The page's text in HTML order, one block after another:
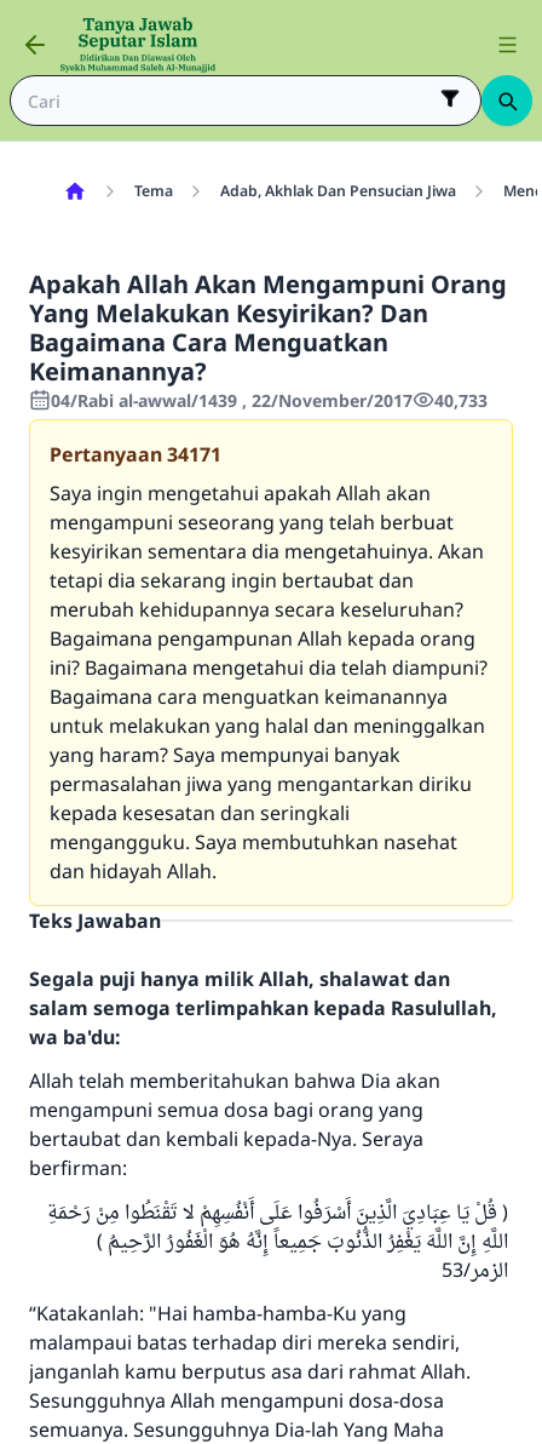
Tema Adab, Akhlak Dan Pensucian Jiwa
Apakah Allah Akan Mengampuni Orang
Yang Melakukan Kesyirikan? Dan
Bagaimana Cara Menguatkan
Keimanannya?
04/Rabi al-awwal/1439 , 22/November/2017 40,733
Pertanyaan34171
Saya ingin mengetahui apakah Allah akan
mengampuni seseorang yang telah berbuat
kesyirikan sementara dia mengetahuinya. Akan
tetapi dia sekarang ingin bertaubat dan
merubah kehidupannya secara keseluruhan?
Bagaimana pengampunan Allah kepada orang
ini? Bagaimana mengetahui dia telah diampuni?
Bagaimana cara menguatkan keimanannya
untuk melakukan yang halal dan meninggalkan
yang haram? Saya mempunyai banyak
permasalahan jiwa yang mengantarkan diriku
kepada kesesatan dan seringkali
mengangguku. Saya membutuhkan nasehat
dan hidayah Allah.
Teks Jawaban
Segala puji hanya milik Allah, shalawat dan
salam semoga terlimpahkan kepada Rasulullah,
wa ba'du:
Allah telah memberitahukan bahwa Dia akan
mengampuni semua dosa bagi orang yang
bertaubat dan kembali kepada-Nya. Seraya
berfirman:
( قُلْ يَا عِبَادِيَ الَّذِينَ أَسْرَفُوا عَلَى أَنْفُسِهِمْ لا تَقْنَطُوا مِنْ رَحْمَةِ
اللَّهِ إِنَّ اللَّهَ يَغْفِرُ الذُّنُوبَ جَمِيعاً إِنَّهُ هُوَ الْغَفُورُ الرَّحِيمُ )
الزمر/53
“Katakanlah: "Hai hamba-hamba-Ku yang
malampaui batas terhadap diri mereka sendiri,
janganlah kamu berputus asa dari rahmat Allah.
Sesungguhnya Allah mengampuni dosa-dosa
semuanya. Sesungguhnya Dia-lah Yang Maha